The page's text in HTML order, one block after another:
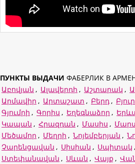
ПУНКТЫ ВЫДАЧИ ФАБЕРЛИК В
Աբովյան , Ալավերդի , Աշտարակ ,
Արմավիր , Արտաշատ , Բերդ ,
Գյումրի , Գորիս , Եղեգնաձոր ,
Կապան , Հրազդան , Մասիս ,
Մեծամոր , Մեղրի , Նոյեմբերյան ,
Չարենցավան , Սիսիան , Սպիտակ ,
Ստեփանավան , Սևան , Վայք ,